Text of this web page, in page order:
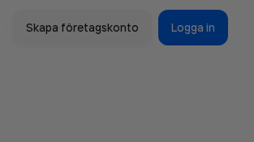
Skapa företagskonto Logga in